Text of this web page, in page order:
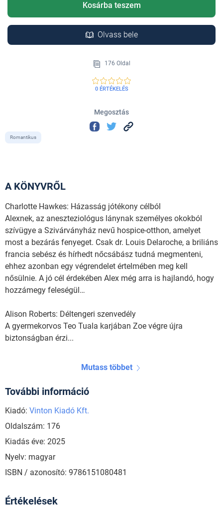
Kosárba teszem
Olvass bele
176 Oldal
0 ÉRTÉKELÉS
Megosztás
Romantikus
A KÖNYVRŐL
Charlotte Hawkes: Házasság jótékony célból
Alexnek, az aneszteziológus lánynak személyes okokból
szívügye a Szivárványház nevű hospice-otthon, amelyet
most a bezárás fenyeget. Csak dr. Louis Delaroche, a briliáns
francia sebész és hírhedt nőcsábász tudná megmenteni,
ehhez azonban egy végrendelet értelmében meg kell
nősülnie. A jó cél érdekében Alex még arra is hajlandó, hogy
hozzámegy feleségül…
Alison Roberts: Déltengeri szenvedély
A gyermekorvos Teo Tuala karjában Zoe végre újra
biztonságban érzi...
Mutass többet
További információ
Kiadó: Vinton Kiadó Kft.
Oldalszám: 176
Kiadás éve: 2025
Nyelv: magyar
ISBN / azonosító: 9786151080481
Értékelések